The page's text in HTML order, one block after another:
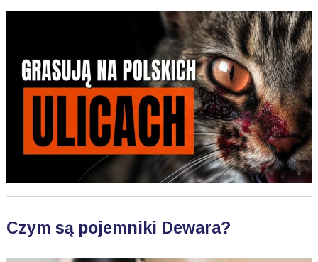
Czym są pojemniki Dewara?